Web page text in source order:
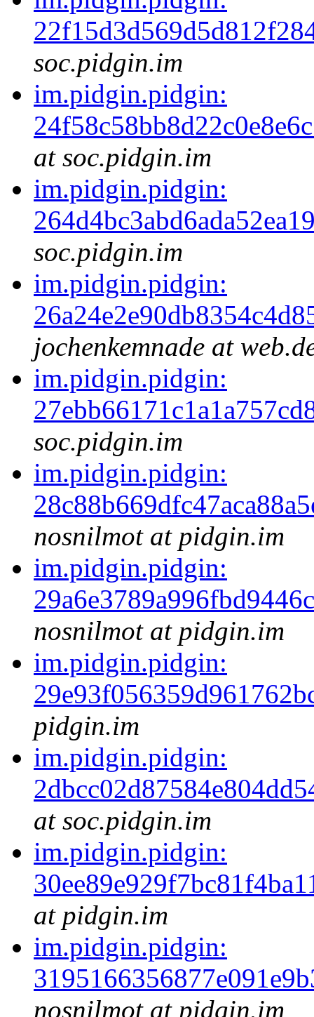
soc.pidgin.im
im.pidgin.pidgin:
at soc.pidgin.im
im.pidgin.pidgin:
soc.pidgin.im
im.pidgin.pidgin:
jochenkemnade at
im.pidgin.pidgin:
soc.pidgin.im
im.pidgin.pidgin:
nosnilmot at pidgin.im
im.pidgin.pidgin:
nosnilmot at pidgin.im
im.pidgin.pidgin:
pidgin.im
im.pidgin.pidgin:
at soc.pidgin.im
im.pidgin.pidgin:
at pidgin.im
im.pidgin.pidgin:
nosnilmot at pidgin.im